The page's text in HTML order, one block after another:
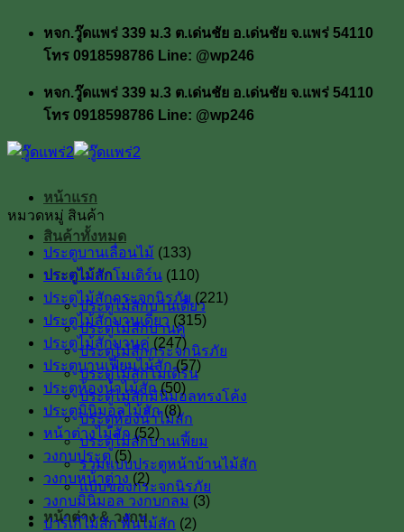
เนื้อหา
หจก.วู๊ดแพร่ 339 ม.3 ต.เด่นชัย อ.เด่นชัย จ.แพร่ 54110
โทร 0918598786 Line: @wp246
หจก.วู๊ดแพร่ 339 ม.3 ต.เด่นชัย อ.เด่นชัย จ.แพร่ 54110
โทร 0918598786 Line: @wp246
หน้าแรก
สินค้าทั้งหมด
ประตูไม้สัก
ประตูไม้สักบานเดี่ยว
ประตูไม้สักบานคู่
ประตูไม้สักกระจกนิรภัย
ประตูไม้สักโมเดิร์น
ประตูไม้สักมินิมอลทรงโค้ง
ประตูห้องน้ำไม้สัก
ประตูไม้สักบานเฟี้ยม
รวมแบบประตูหน้าบ้านไม้สัก
แบบของกระจกนิรภัย
หน้าต่าง & วงกบ
หมวดหมู่ สินค้า
ประตูบานเลื่อนไม้ (133)
ประตูไม้สักโมเดิร์น (110)
ประตูไม้สักกระจกนิรภัย (221)
ประตูไม้สักบานเดี่ยว (315)
ประตูไม้สักบานคู่ (247)
ประตูบานเฟี้ยมไม้สัก (57)
ประตูห้องน้ำไม้สัก (50)
ประตูมินิมอลไม้สัก (8)
หน้าต่างไม้สัก (52)
วงกบประตู (5)
วงกบหน้าต่าง (2)
วงกบมินิมอล วงกบกลม (3)
ปาร์เก้ไม้สัก พื้นไม้สัก (2)